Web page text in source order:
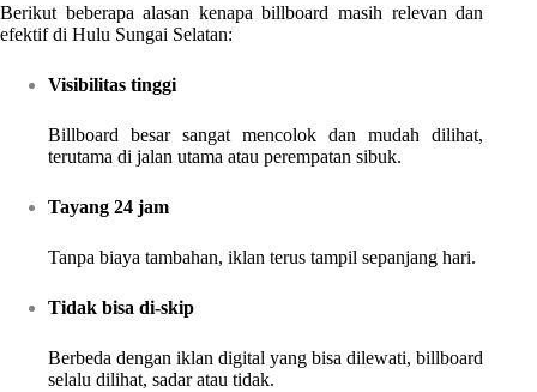
Berikut beberapa alasan kenapa billboard masih relevan dan
efektif di Hulu Sungai Selatan:
Visibilitas tinggi
Billboard besar sangat mencolok dan mudah dilihat,
terutama di jalan utama atau perempatan sibuk.
Tayang 24 jam
Tanpa biaya tambahan, iklan terus tampil sepanjang hari.
Tidak bisa di-skip
Berbeda dengan iklan digital yang bisa dilewati, billboard
selalu dilihat, sadar atau tidak.